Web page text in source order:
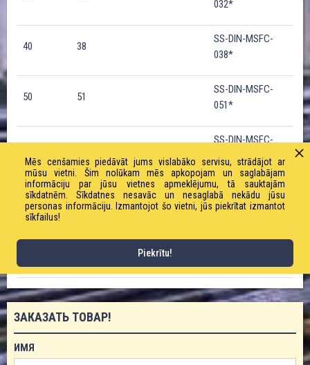
032*
40 38
SS-DIN-MSFC-
038*
50 51
SS-DIN-MSFC-
051*
SS-DIN-MSFC-
063*
80 76
SS-DIN-MSFC-
076*
SS-DIN-MSFC-
ЗАКАЗАТЬ ТОВАР!
ИМЯ
Mēs cenšamies piedāvāt jums vislabāko servisu, strādājot ar
mūsu vietni. Šim nolūkam mēs apkopojam un saglabājam
informāciju par jūsu vietnes apmeklējumu, tā sauktajām
sīkdatnēm. Sīkdatnes nesavāc un nesaglabā nekādu jūsu
personas informāciju. Izmantojot šo vietni, jūs piekrītat izmantot
sīkfailus!
Piekrītu!